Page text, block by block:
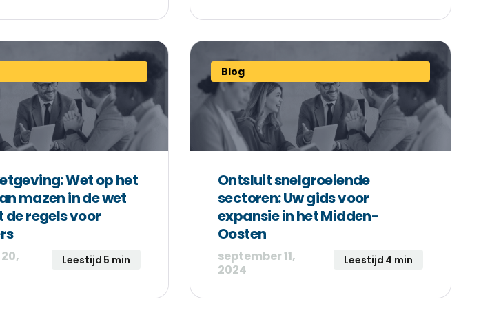
Wet op het
mazen in de wet
regels voor
Leestijd 5 min
Blog
Ontsluit snelgroeiende
sectoren: Uw gids voor
expansie in het Midden-
Oosten
september 11,
2024
Leestijd 4 min